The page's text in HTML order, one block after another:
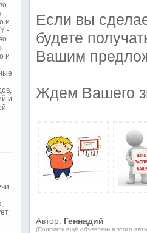
Если вы
будете
Вашим
Ждем Вашего
Автор: Геннадий
(Поискать ещё объявления этого
и
-
и
и